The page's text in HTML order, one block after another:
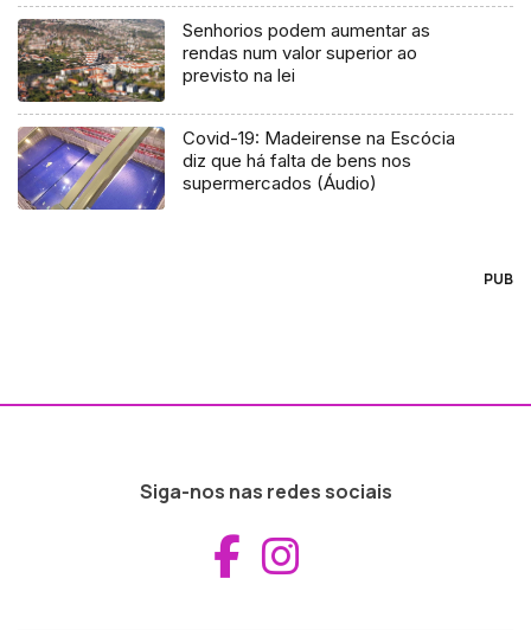
Senhorios podem aumentar as
rendas num valor superior ao
previsto na lei
Covid-19: Madeirense na Escócia
diz que há falta de bens nos
supermercados (Áudio)
PUB
Siga-nos nas redes sociais
Aceder ao